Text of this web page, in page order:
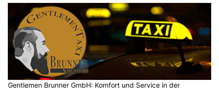
Gentlemen Brunner GmbH: Komfort und Service in der